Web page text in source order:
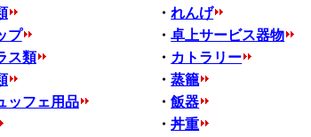
・れんげ
プ ・卓上サービス器物
ス類 ・ カトラリー
・蒸籠
ッフェ用品 ・飯器
・丼重